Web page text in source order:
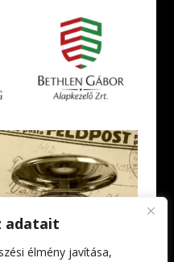
adatait
élmény javítása,